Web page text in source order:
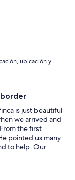
ubicación y
is just beautiful
we arrived and
the first
pointed us many
to help. Our
made them
There are many
rivers to